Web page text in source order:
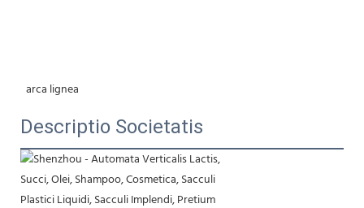
arca lignea
Descriptio Societatis